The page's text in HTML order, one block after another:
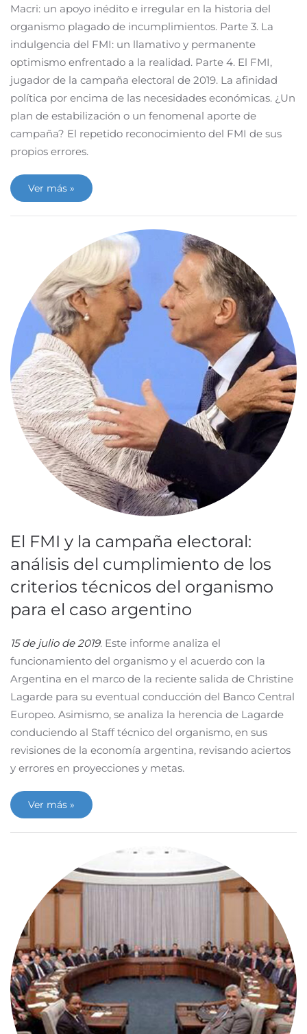
Macri: un apoyo inédito e irregular en la historia del
organismo plagado de incumplimientos. Parte 3. La
indulgencia del FMI: un llamativo y permanente
optimismo enfrentado a la realidad. Parte 4. El FMI,
jugador de la campaña electoral de 2019. La afinidad
política por encima de las necesidades económicas. ¿Un
plan de estabilización o un fenomenal aporte de
campaña? El repetido reconocimiento del FMI de sus
propios errores.
Ver más »
El FMI y la campaña electoral:
análisis del cumplimiento de los
criterios técnicos del organismo
para el caso argentino
15 de julio de 2019. Este informe analiza el
funcionamiento del organismo y el acuerdo con la
Argentina en el marco de la reciente salida de Christine
Lagarde para su eventual conducción del Banco Central
Europeo. Asimismo, se analiza la herencia de Lagarde
conduciendo al Staff técnico del organismo, en sus
revisiones de la economía argentina, revisando aciertos
y errores en proyecciones y metas.
Ver más »